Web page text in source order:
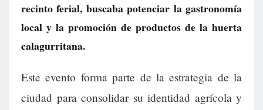
recinto ferial, buscaba potenciar la gastronomía
local y la promoción de productos de la huerta
calagurritana.
Este evento forma parte de la estrategia de la
ciudad para consolidar su identidad agrícola y